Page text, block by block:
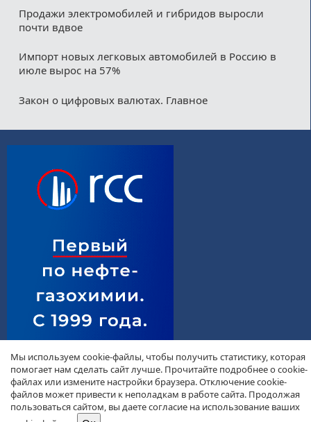
Продажи электромобилей и гибридов выросли
почти вдвое
Импорт новых легковых автомобилей в Россию в
июле вырос на 57%
Закон о цифровых валютах. Главное
Мы используем cookie-файлы, чтобы получить статистику, которая
помогает нам сделать сайт лучше. Прочитайте подробнее о cookie-
файлах или измените настройки браузера. Отключение cookie-
файлов может привести к неполадкам в работе сайта. Продолжая
пользоваться сайтом, вы даете согласие на использование ваших